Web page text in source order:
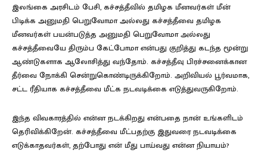
இலங்கை அரசிடம் பேசி, கச்சத்தீவில் தமிழக மீனவர்கள் மீன்
பிடிக்க அனுமதி பெறுவோமா அல்லது கச்சத்தீவை தமிழக
மீனவர்கள் பயன்படுத்த அனுமதி பெறுவோமா அல்லது
கச்சத்தீவையே திரும்ப கேட்போமா என்பது குறித்து கடந்த மூன்று
ஆண்டுகளாக ஆலோசித்து வந்தோம். கச்சத்தீவு பிரச்சனைக்கான
தீர்வை நோக்கி சென்றுகொண்டிருக்கிறோம். அறிவியல் பூர்வமாக,
சட்ட ரீதியாக கச்சத்தீவை மீட்க நடவடிக்கை எடுத்துவருகிறோம்.
இந்த விவகாரத்தில் என்ன நடக்கிறது என்பதை நான் உங்களிடம்
தெரிவிக்கிறேன். கச்சத்தீவை மீட்பதற்கு இதுவரை நடவடிக்கை
எடுக்காதவர்கள், தற்போது என் மீது பாய்வது என்ன நியாயம்?